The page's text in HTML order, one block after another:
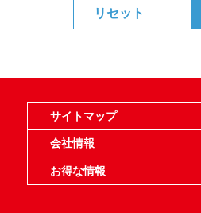
サイトマップ
オンラインショップ
買取
記事
選手一覧
デッキ検索
デッキ構築
イベント・大会
店舗のご案内
お問い合わせ
ヘルプ
FAQ
会社情報
利用規約
スタッフ募集
特定商取引法表示
個人情報保護指針
企業情報
お得な情報